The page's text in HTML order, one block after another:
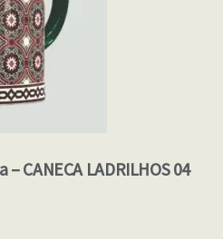
CANECA LADRILHOS 04